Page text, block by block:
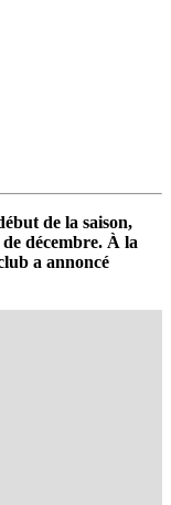
de la saison,
décembre. À la
a annoncé